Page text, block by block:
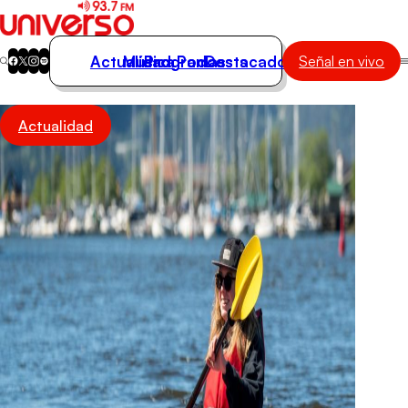
Actualidad
Música
Programas
Podcasts
Destacados
Actualidad
Música
Programas
Podcasts
Destacados Señal en vivo
Actualidad